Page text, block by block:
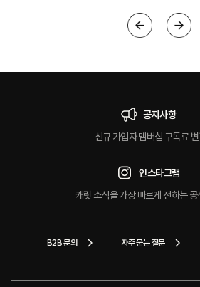
공지사항
신규 가입자 멤버십 구독료
인스타그램
캐릿 소식을 가장 빠르게 전하는
B2B 문의 자주 묻는 질문